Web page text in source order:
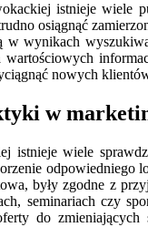
istnieje wiele
osiągnąć
w wynikach
wartościowych
nowych
w
istnieje wiele
odpowiedniego
były zgodne z
seminariach czy
do